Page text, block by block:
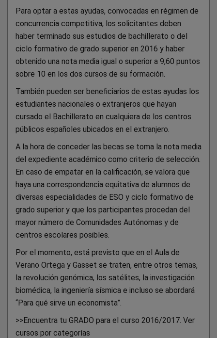
Para optar a estas ayudas, convocadas en régimen de
concurrencia competitiva, los solicitantes deben
haber terminado sus estudios de bachillerato o del
ciclo formativo de grado superior en 2016 y haber
obtenido una nota media igual o superior a 9,60 puntos
sobre 10 en los dos cursos de su formación.
También pueden ser beneficiarios de estas ayudas los
estudiantes nacionales o extranjeros que hayan
cursado el Bachillerato en cualquiera de los centros
públicos españoles ubicados en el extranjero.
A la hora de conceder las becas se toma la nota media
del expediente académico como criterio de selección.
En caso de empatar en la calificación, se valora que
haya una correspondencia equitativa de alumnos de
diversas especialidades de ESO y ciclo formativo de
grado superior y que los participantes procedan del
mayor número de Comunidades Autónomas y de
centros escolares posibles.
Por el momento, está previsto que en el Aula de
Verano Ortega y Gasset se traten, entre otros temas,
la revolución genómica, los satélites, la investigación
biomédica, la ingeniería sísmica e incluso se abordará
“Para qué sirve un economista”.
>>Encuentra tu GRADO para el curso 2016/2017. Ver
cursos por categorías